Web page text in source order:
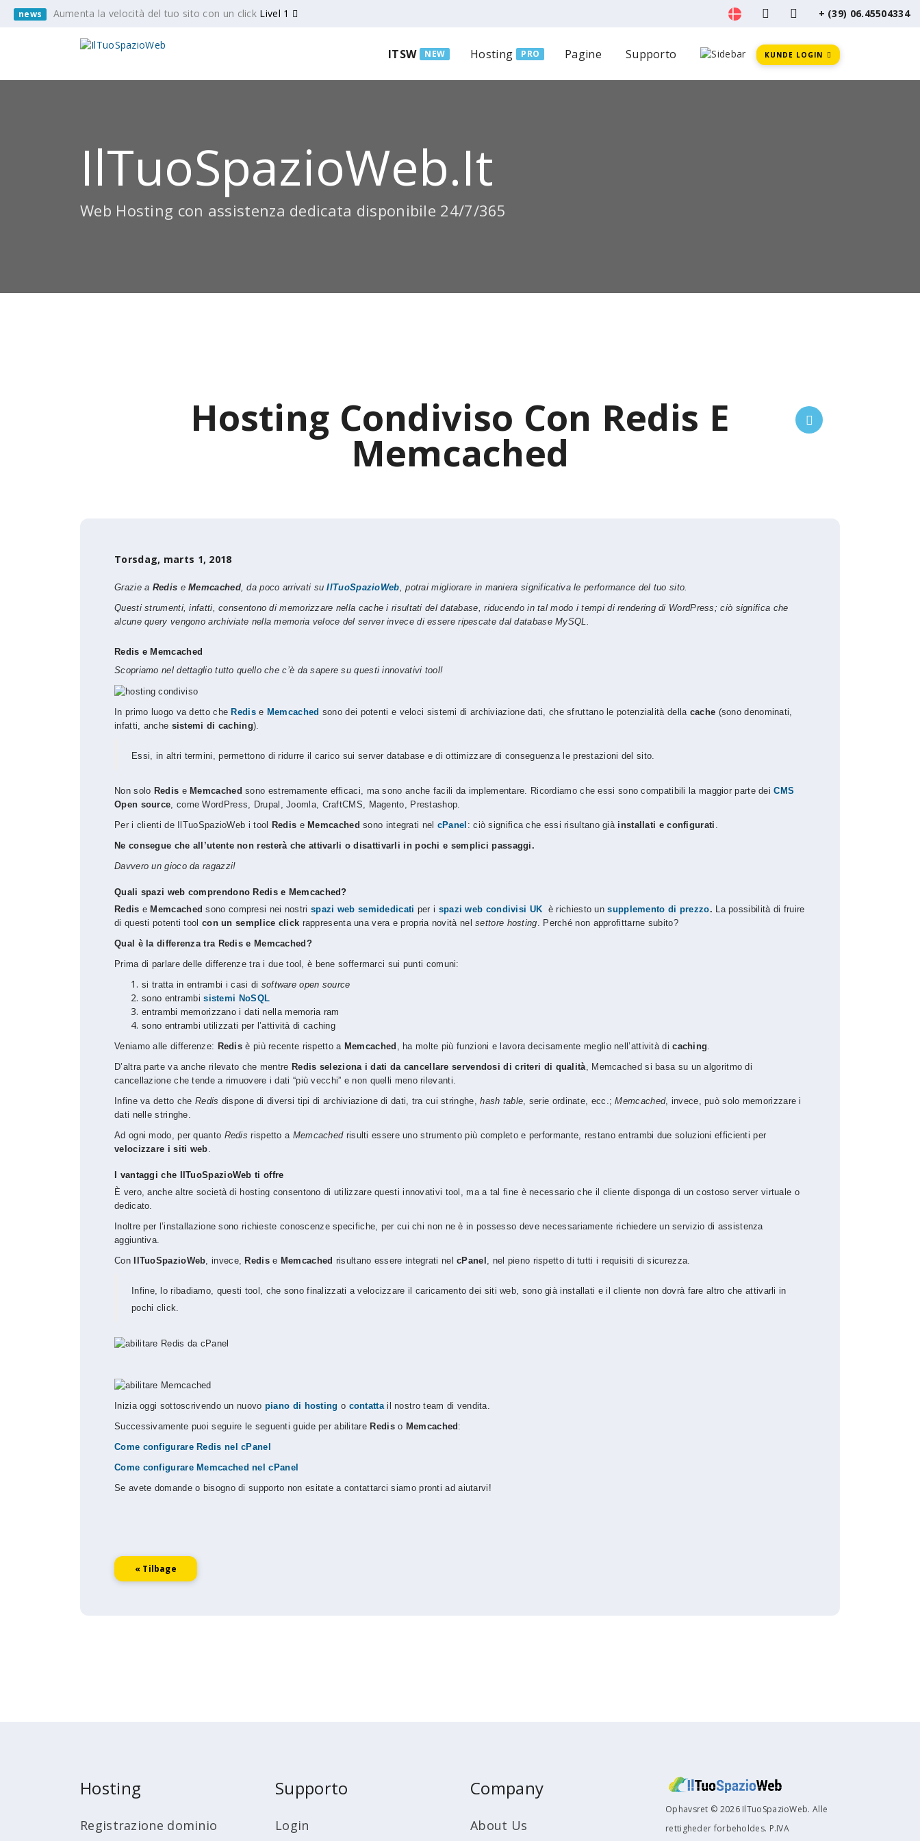
news Aumenta la velocità del tuo sito con un click Livel 1 + (39) 06.45504334
ITSW NEW Hosting PRO Pagine Supporto KUNDE LOGIN
IlTuoSpazioWeb.it
Web Hosting con assistenza dedicata disponibile 24/7/365
Hosting Condiviso Con Redis E
Memcached
Torsdag, marts 1, 2018
Grazie a Redis eMemcached, da poco arrivati ​​suIlTuoSpazioWeb, potrai migliorare in maniera significativa le performance del tuo sito.
Questi strumenti, infatti, consentono di memorizzare nella cache i risultati del database, riducendo in tal modo i tempi di rendering di WordPress; ciò significa che
alcune query vengono archiviate nella memoria veloce del server invece di essere ripescate dal database MySQL.
Redis e Memcached
Scopriamo nel dettaglio tutto quello che c’è da sapere su questi innovativi tool!
In primo luogo va detto che Redise Memcached sono dei potenti e veloci sistemi di archiviazione dati, che sfruttano le potenzialità della cache (sono denominati,
infatti, anche sistemi di caching).
Essi, in altri termini, permettono di ridurre il carico sui server database e di ottimizzare di conseguenza le prestazioni del sito.
Non solo Redis e Memcached sono estremamente efficaci, ma sono anche facili da implementare. Ricordiamo che essi sono compatibili la maggior parte deiCMS
Open source , come WordPress, Drupal, Joomla, CraftCMS, Magento, Prestashop.
Per i clienti de IlTuoSpazioWeb i tool
Redis e Memcached sono integrati nel cPanel : ciò significa che essi risultano già installati e configurati
Ne consegue che all’utente non resterà che attivarli o disattivarli in pochi e semplici passaggi.
Davvero un gioco da ragazzi!
Quali spazi web comprendono Redis e Memcached?
Redis e Memcached sono compresi nei nostri spazi web semidedicati per i spazi web condivisi UK è richiesto unsupplemento di prezzo.
La possibilità di fruire
di questi potenti tool con un semplice click rappresenta una vera e propria novità nelsettore hosting . Perché non approfittarne subito?
Qual è la differenza tra Redis e Memcached?
Prima di parlare delle differenze tra i due tool, è bene soffermarci sui punti comuni:
si tratta in entrambi i casi di software open source
sono entrambisistemi NoSQL
entrambi memorizzano i dati nella memoria ram
sono entrambi utilizzati per l’attività di caching
Veniamo alle differenze: Redis è più recente rispetto a Memcached , ha molte più funzioni e lavora decisamente meglio nell’attività dicaching
D’altra parte va anche rilevato che mentre Redis seleziona i dati da cancellare servendosi di criteri di qualità , Memcached si basa su un algoritmo di
cancellazione che tende a rimuovere i dati “più vecchi” e non quelli meno rilevanti.
Infine va detto che Redis dispone di diversi tipi di archiviazione di dati, tra cui stringhe,hash table , serie ordinate, ecc.;Memcached, invece, può solo memorizzare i
dati nelle stringhe.
Ad ogni modo, per quanto Redis rispetto a Memcachedrisulti essere uno strumento più completo e performante, restano entrambi due soluzioni efficienti per
velocizzare i siti web
I vantaggi che IlTuoSpazioWeb ti offre
È vero, anche altre società di hosting consentono di utilizzare questi innovativi tool, ma a tal fine è necessario che il cliente disponga di un costoso server virtuale o
dedicato.
Inoltre per l’installazione sono richieste conoscenze specifiche, per cui chi non ne è in possesso deve necessariamente richiedere un servizio di assistenza
aggiuntiva.
Con
IlTuoSpazioWeb , invece, Redise Memcached risultano essere integrati nelcPanel , nel pieno rispetto di tutti i requisiti di sicurezza.
Infine, lo ribadiamo, questi tool, che sono finalizzati a velocizzare il caricamento dei siti web, sono già installati e il cliente non dovrà fare altro che attivarli in
pochi click.
Inizia oggi sottoscrivendo un nuovo piano di hosting o contatta il nostro team di vendita.
Successivamente puoi seguire le seguenti guide per abilitare Rediso Memcached :
Come configurare Redis nel cPanel
Come configurare Memcached nel cPanel
Se avete domande o bisogno di supporto non esitate a contattarci siamo pronti ad aiutarvi!
« Tilbage
Hosting
Registrazione dominio
Supporto
Login
Company
About Us
Ophavsret © 2026 IlTuoSpazioWeb. Alle
rettigheder forbeholdes. P.IVA